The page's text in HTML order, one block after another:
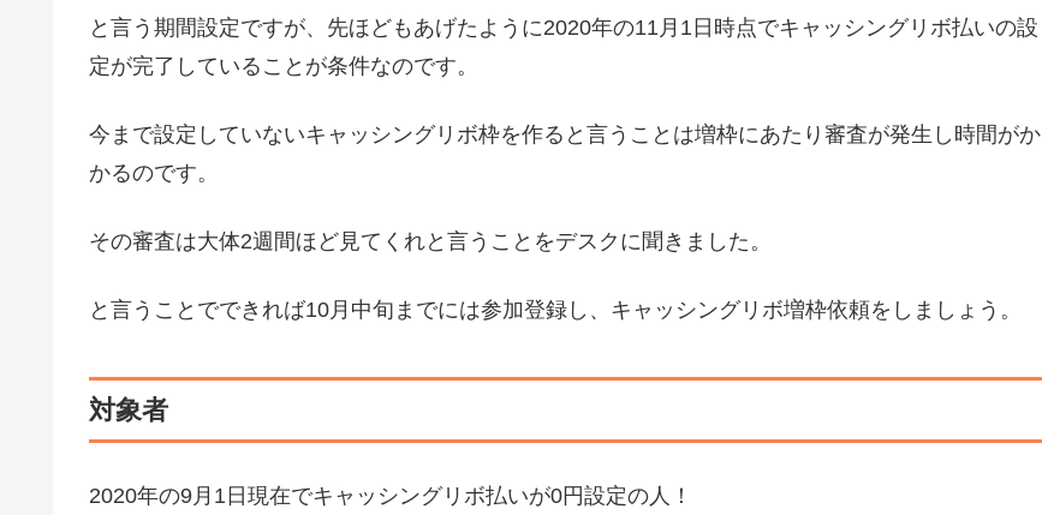
と言う期間設定ですが、先ほどもあげたように2020年の11月1日時点でキャッシングリボ払いの設
定が完了していることが条件なのです。
今まで設定していないキャッシングリボ枠を作ると言うことは増枠にあたり審査が発生し時間がか
かるのです。
その審査は大体2週間ほど見てくれと言うことをデスクに聞きました。
と言うことでできれば10月中旬までには参加登録し、キャッシングリボ増枠依頼をしましょう。
対象者
2020年の9月1日現在でキャッシングリボ払いが0円設定の人！